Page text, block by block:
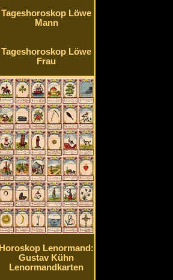
Tageshoroskop Löwe
Mann
Tageshoroskop Löwe
Frau
Horoskop Lenormand:
Gustav Kühn
Lenormandkarten